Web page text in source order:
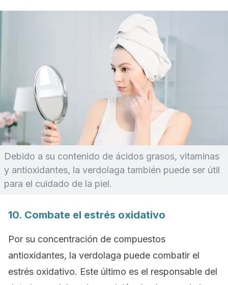
Debido a su contenido de ácidos grasos, vitaminas
y antioxidantes, la verdolaga también puede ser útil
para el cuidado de la piel.
10. Combate el estrés oxidativo
Por su concentración de compuestos
antioxidantes, la verdolaga puede combatir el
estrés oxidativo. Este último es el responsable del